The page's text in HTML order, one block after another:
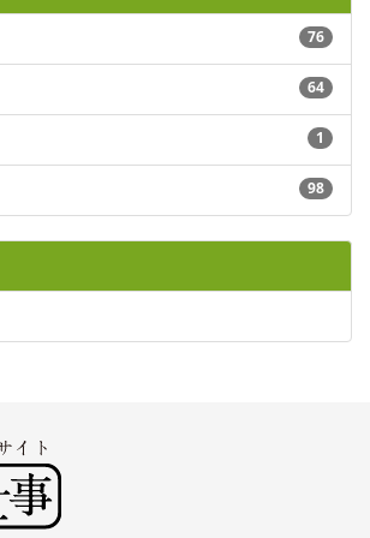
76
64
1
98